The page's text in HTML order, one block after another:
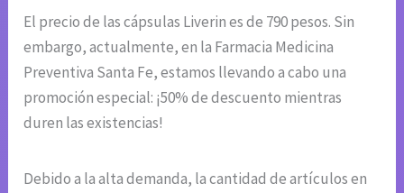
El precio de las cápsulas Liverin es de 790 pesos. Sin
embargo, actualmente, en la Farmacia Medicina
Preventiva Santa Fe, estamos llevando a cabo una
promoción especial: ¡50% de descuento mientras
duren las existencias!
Debido a la alta demanda, la cantidad de artículos en